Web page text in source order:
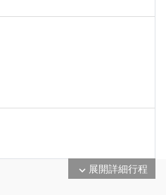
expand_more 展開詳細行程